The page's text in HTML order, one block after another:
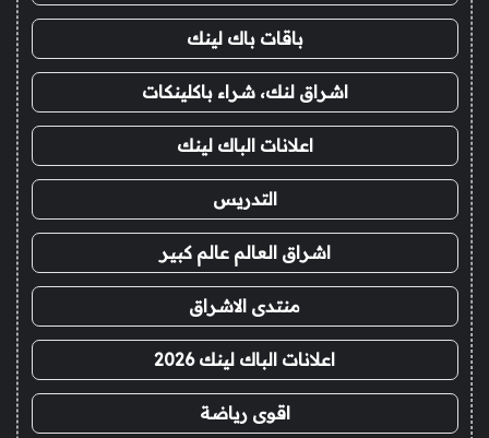
باقات باك لينك
اشراق لنك، شراء باكلينكات
اعلانات الباك لينك
التدريس
اشراق العالم عالم كبير
منتدى الاشراق
اعلانات الباك لينك 2026
اقوى رياضة